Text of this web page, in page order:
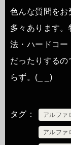
色んな質問をお
多々あります
法・ハードコー
だったりする
らず。(_ _)
タグ アルファ
アルファ